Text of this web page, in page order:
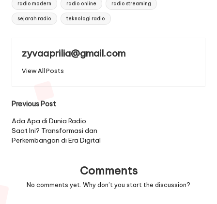
radio modern radio online radio streaming
sejarah radio teknologi radio
zyvaaprilia@gmail.com
View All Posts
Post
navigation
Previous Post
Ada Apa di Dunia Radio
Saat Ini? Transformasi dan
Perkembangan di Era Digital
Comments
No comments yet. Why don’t you start the discussion?